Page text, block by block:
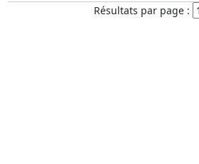
Résultats par page :